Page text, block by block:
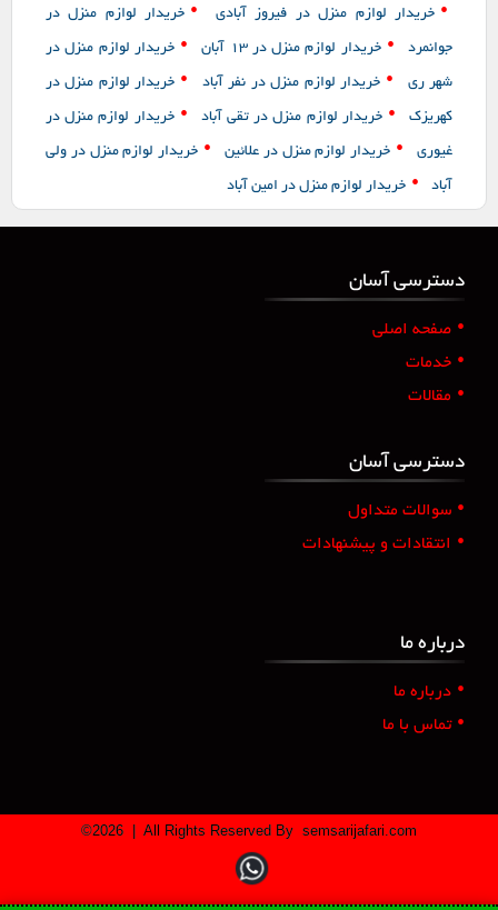
• خریدار لوازم منزل در فیروز آبادی • خریدار لوازم منزل در
جوانمرد • خریدار لوازم منزل در ۱۳ آبان • خریدار لوازم منزل در
شهر ری • خریدار لوازم منزل در نفر آباد • خریدار لوازم منزل در
کهریزک • خریدار لوازم منزل در تقی آباد • خریدار لوازم منزل در
غیوری • خریدار لوازم منزل در علائین • خریدار لوازم منزل در ولی
آباد • خریدار لوازم منزل در امین آباد
دسترسی آسان
• صفحه اصلی
• خدمات
• مقالات
دسترسی آسان
• سوالات متداول
• انتقادات و پیشنهادات
درباره ما
• درباره ما
• تماس با ما
©2026 | All Rights Reserved By semsarijafari.com